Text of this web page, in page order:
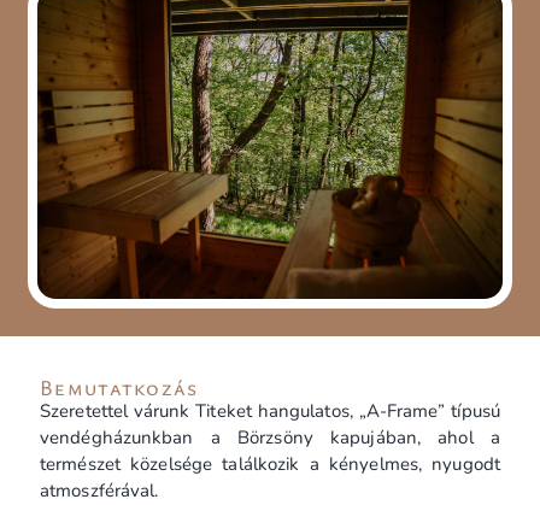
Bemutatkozás
Szeretettel várunk Titeket hangulatos, „A-Frame” típusú
vendégházunkban a Börzsöny kapujában, ahol a
természet közelsége találkozik a kényelmes, nyugodt
atmoszférával.